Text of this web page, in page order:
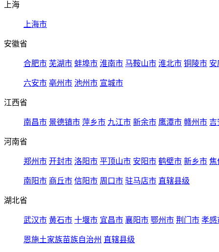
上海
上海市
安徽省
合肥市 芜湖市 蚌埠市 淮南市 马鞍山市 淮北市 铜陵市 安
六安市 亳州市 池州市 宣城市
江西省
南昌市 景德镇市 萍乡市 九江市 新余市 鹰潭市 赣州市 吉
河南省
郑州市 开封市 洛阳市 平顶山市 安阳市 鹤壁市 新乡市 焦
南阳市 商丘市 信阳市 周口市 驻马店市 直辖县级
湖北省
武汉市 黄石市 十堰市 宜昌市 襄阳市 鄂州市 荆门市 孝感
恩施土家族苗族自治州 直辖县级